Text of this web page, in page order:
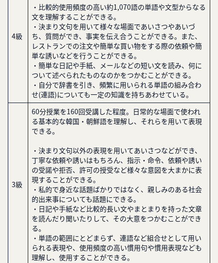
4級
・比較的使用頻度の高い約1,070語の単語や文型からなる
文を理解することができる。
・決まり文句を用いて様々な場面であいさつやあいづ
ち、質問ができ、事実を伝え合うことができる。また、
レストランでの注文や簡単な買い物をする際の依頼や簡
単な誘いなどを行うことができる。
・簡単な日記や手紙、メールなどの短い文を読み、何に
ついて述べられたものなのかをつかむことができる。
・自分で辞書を引き、頻繁に用いられる単語の組み合わ
せ(連語)についても一定の知識を持ちあわせている。
3級
60分授業を160回受講した程度。日常的な場面で使われ
る基本的な韓国・朝鮮語を理解し、それらを用いて表現
できる。
・決まり文句以外の表現を用いてあいさつなどができ、
丁寧な依頼や誘いはもちろん、指示・命令、依頼や誘い
の受諾や拒否、許可の授受など様々な意図を大まかに表
現することができる。
・私的で身近な話題ばかりではなく、親しみのある社会
的出来事についても話題にできる。
・日記や手紙など比較的長い文やまとまりを持った文章
を読んだり聞いたりして、その大意をつかむことができ
る。
・単語の範囲にとどまらず、連語など組合せとして用い
られる表現や、使用頻度の高い慣用句や慣用表現なども
理解し、使用することができる。